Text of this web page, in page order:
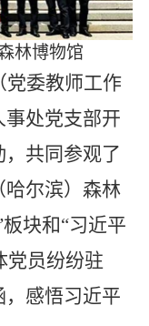
林博物馆
党委教师工作
处党支部开
共同参观了
哈尔滨）森林
块和“习近平
党员纷纷驻
，感悟习近平